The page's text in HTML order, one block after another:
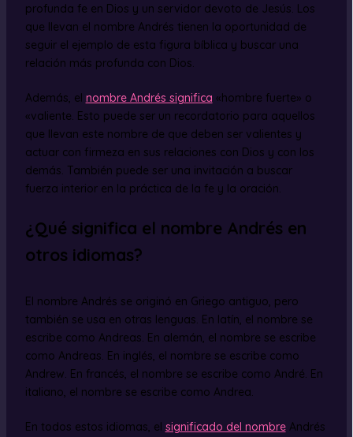
profunda fe en Dios y un servidor devoto de Jesús. Los
que llevan el nombre Andrés tienen la oportunidad de
seguir el ejemplo de esta figura bíblica y buscar una
relación más profunda con Dios.
Además, el nombre Andrés significa «hombre fuerte» o
«valiente. Esto puede ser un recordatorio para aquellos
que llevan este nombre de que deben ser valientes y
actuar con firmeza en sus relaciones con Dios y con los
demás. También puede ser una invitación a buscar
fuerza interior en la práctica de la fe y la oración.
¿Qué significa el nombre Andrés en
otros idiomas?
El nombre Andrés se originó en Griego antiguo, pero
también se usa en otras lenguas. En latín, el nombre se
escribe como Andreas. En alemán, el nombre se escribe
como Andreas. En inglés, el nombre se escribe como
Andrew. En francés, el nombre se escribe como André. En
italiano, el nombre se escribe como Andrea.
En todos estos idiomas, el significado del nombreAndrés